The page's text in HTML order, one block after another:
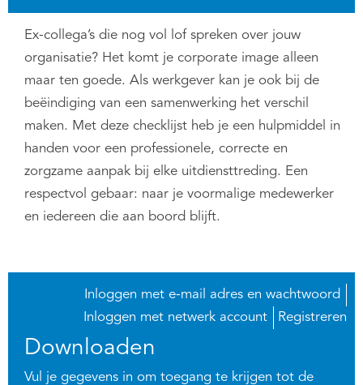
Ex-collega’s die nog vol lof spreken over jouw
organisatie? Het komt je corporate image alleen
maar ten goede. Als werkgever kan je ook bij de
beëindiging van een samenwerking het verschil
maken. Met deze checklijst heb je een hulpmiddel in
handen voor een professionele, correcte en
zorgzame aanpak bij elke uitdiensttreding. Een
respectvol gebaar: naar je voormalige medewerker
en iedereen die aan boord blijft.
Inloggen met e-mail adres en wachtwoord
Inloggen met netwerk account
Registreren
Downloaden
Vul je gegevens in om toegang te krijgen tot de